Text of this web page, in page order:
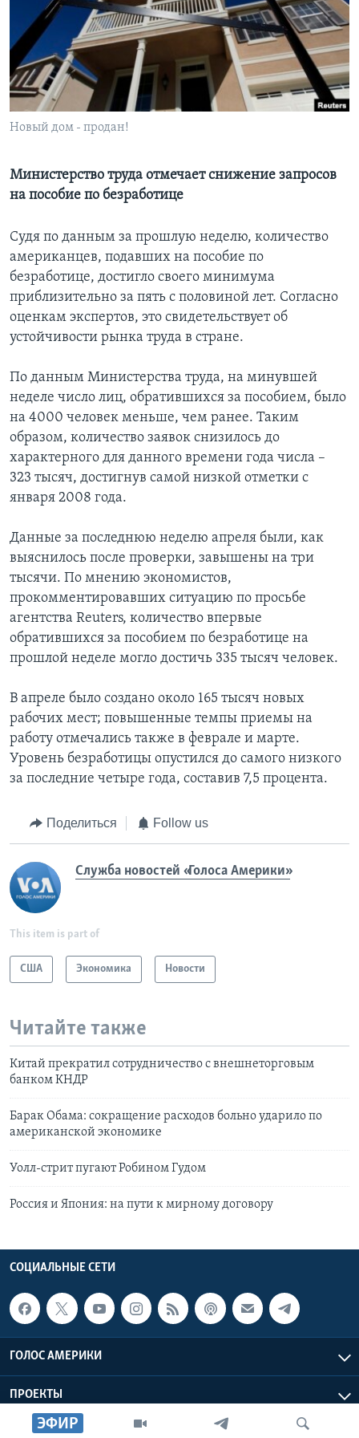
Learning English
СОЦИАЛЬНЫЕ СЕТИ
ЭФИР
Новый дом - продан!
Министерство труда отмечает снижение запросов
на пособие по безработице
Судя по данным за прошлую неделю, количество
американцев, подавших на пособие по
безработице, достигло своего минимума
приблизительно за пять с половиной лет. Согласно
оценкам экспертов, это свидетельствует об
устойчивости рынка труда в стране.
По данным Министерства труда, на минувшей
неделе число лиц, обратившихся за пособием, было
на 4000 человек меньше, чем ранее. Таким
образом, количество заявок снизилось до
характерного для данного времени года числа –
323 тысяч, достигнув самой низкой отметки с
января 2008 года.
Данные за последнюю неделю апреля были, как
выяснилось после проверки, завышены на три
тысячи. По мнению экономистов,
прокомментировавших ситуацию по просьбе
агентства Reuters, количество впервые
обратившихся за пособием по безработице на
прошлой неделе могло достичь 335 тысяч человек.
В апреле было создано около 165 тысяч новых
рабочих мест; повышенные темпы приемы на
работу отмечались также в феврале и марте.
Уровень безработицы опустился до самого низкого
за последние четыре года, составив 7,5 процента.
Поделиться Follow us
Служба новостей «Голоса Америки»
This item is part of
США Экономика Новости
Читайте также
Китай прекратил сотрудничество с внешнеторговым
банком КНДР
Барак Обама: сокращение расходов больно ударило по
американской экономике
Уолл-стрит пугают Робином Гудом
Россия и Япония: на пути к мирному договору
СОЦИАЛЬНЫЕ СЕТИ
ГОЛОС АМЕРИКИ
ПРОЕКТЫ